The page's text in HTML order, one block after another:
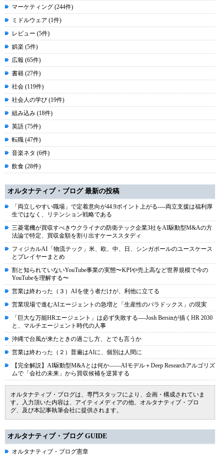
マーケティング (244件)
ミドルウェア (1件)
レビュー (5件)
娯楽 (5件)
広報 (65件)
書籍 (27件)
社会 (119件)
社会人の学び (19件)
組み込み (18件)
英語 (75件)
転職 (47件)
音楽ネタ (6件)
飲食 (28件)
オルタナティブ・ブログ 最新の投稿
「両立しやすい職場」で定着意向が44.9ポイント上がる----両立支援は福利厚
生ではなく、リテンション戦略である
三菱電機が買収すべきウクライナの防衛テック企業3社をAI駆動型M&Aの方
法論で特定、買収金額を割り出すケーススタディ
フィジカルAI「物流テック」米、欧、中、日、シンガポールのユースケース
とプレイヤーまとめ
割と知られていないYouTube事業の実態〜KPIや売上高など世界規模で今の
YouTubeを理解する〜
営業は終わった（３）AIを使う者だけが、利他に立てる
営業現場で進むAIエージェントの急増と「生産性のパラドックス」の現実
「巨大な万能HRエージェント」は必ず失敗する----Josh Bersinが描くHR 2030
と、マルチエージェント時代の人事
沖縄で台風が来たときの過ごし方、とでも言うか
営業は終わった（２）普遍はAIに、個別は人間に
【完全解説】AI駆動型M&Aとは何か――AIモデル＋Deep Researchアルゴリズ
ムで「会社の未来」から買収候補を逆算する
オルタナティブ・ブログは、専門スタッフにより、企画・構成されていま
す。入力頂いた内容は、アイティメディアの他、オルタナティブ・ブロ
グ、及び本記事執筆会社に提供されます。
オルタナティブ・ブログ GUIDE
オルタナティブ・ブログ憲章